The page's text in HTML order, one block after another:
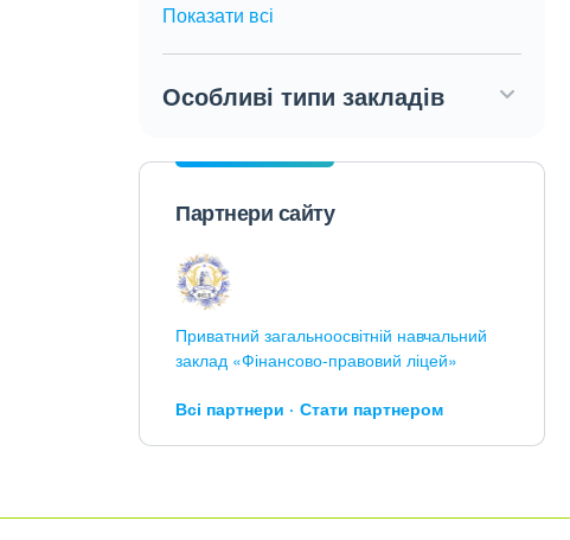
Показати всі
Особливі типи закладів
Партнери сайту
Приватний загальноосвітній навчальний
заклад «Фінансово-правовий ліцей»
Всі партнери Стати партнером